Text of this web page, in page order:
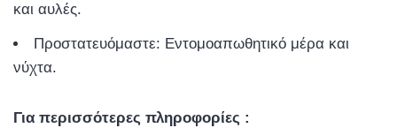
και αυλές.
Προστατευόμαστε: Εντομοαπωθητικό μέρα και
νύχτα.
Για περισσότερες πληροφορίες :